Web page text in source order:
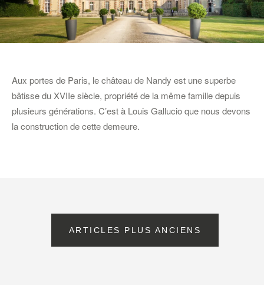
Aux portes de Paris, le château de Nandy est une superbe
bâtisse du XVIIe siècle, propriété de la même famille depuis
plusieurs générations. C’est à Louis Gallucio que nous devons
la construction de cette demeure.
ARTICLES PLUS ANCIENS